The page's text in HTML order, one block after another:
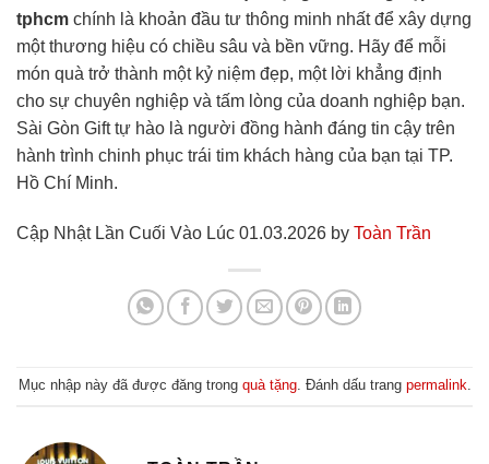
tphcm chính là khoản đầu tư thông minh nhất để xây dựng
một thương hiệu có chiều sâu và bền vững. Hãy để mỗi
món quà trở thành một kỷ niệm đẹp, một lời khẳng định
cho sự chuyên nghiệp và tấm lòng của doanh nghiệp bạn.
Sài Gòn Gift tự hào là người đồng hành đáng tin cậy trên
hành trình chinh phục trái tim khách hàng của bạn tại TP.
Hồ Chí Minh.
Cập Nhật Lần Cuối Vào Lúc 01.03.2026 by Toàn Trần
Mục nhập này đã được đăng trong quà tặng. Đánh dấu trang permalink